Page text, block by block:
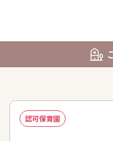
認可保育園